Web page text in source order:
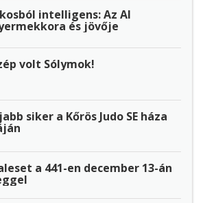
intelligens: Az AI
és jövője
volt Sólymok!
siker a Kőrös Judo SE háza
a 441-en december 13-án